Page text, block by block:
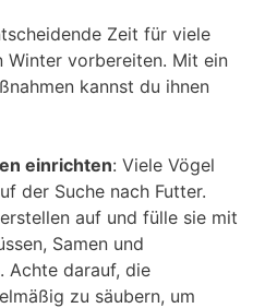
Zeit für viele
Winter vorbereiten. Mit ein
kannst du ihnen
einrichten: Viele Vögel
der Suche nach Futter.
auf und fülle sie mit
Samen und
Achte darauf, die
zu säubern, um